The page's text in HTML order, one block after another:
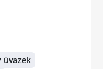
úvazek